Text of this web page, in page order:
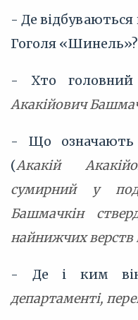
- Де відбуваються
Гоголя
- Хто
Акакійович
- Що означають
(Акакій
сумирний у
Башмачкін
найнижчих верств
- Де і ким
департаменті,